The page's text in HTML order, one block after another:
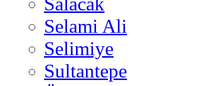
Selami Ali
Selimiye
Sultantepe